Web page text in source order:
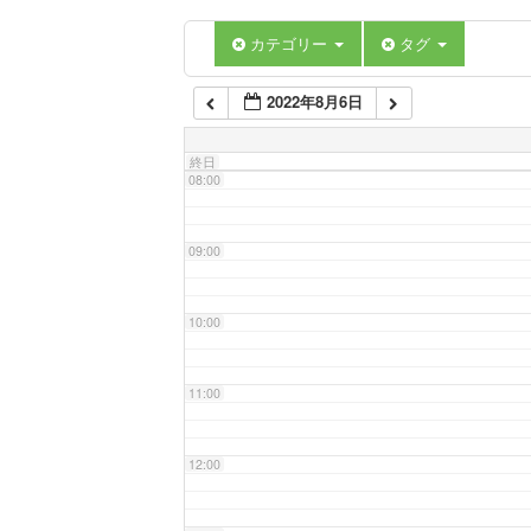
カテゴリー タグ
2022年8月6日
終日
07:00
08:00
09:00
10:00
11:00
12:00